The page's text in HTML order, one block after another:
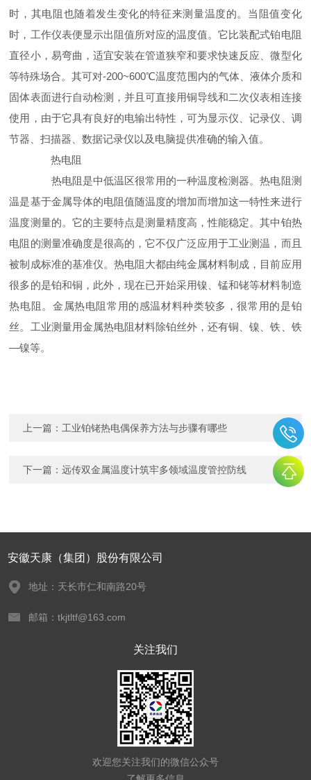
时，其电阻也随着发生变化的特征来测量温度的。当阻值变化
时，工作仪表便显示出阻值所对应的温度值。它比装配式铂电阻
直径小，易弯曲，适宜安装在管道狭窄和要求快速反应、微型化
等特殊场合。其可对-200~600℃温度范围内的气体、液体介质和
固体表面进行自动检测，并且可直接用铜导线和二次仪表相连接
使用，由于它具有良好的电输出特性，可为显示仪、记录仪、调
节器、扫描器、数据记录仪以及电脑提供准确的输入值。
热电阻
热电阻是中低温区很常用的一种温度检测器。热电阻测
温是基于金属导体的电阻值随温度的增加而增加这一特性来进行
温度测量的。它的主要特点是测量精度高，性能稳定。其中铂热
电阻的测量准确度是很高的，它不仅广泛应用于工业测温，而且
被制成标准的基准仪。热电阻大都由纯金属材料制成，目前应用
很多的是铂和铜，此外，现在已开始采用镍、锰和铑等材料制造
热电阻。金属热电阻常用的感温材料种类较多，很常用的是铂
丝。工业测量用金属热电阻材料除铂丝外，还有铜、镍、铁、铁
—镍等。
上一篇： 工业铂铑热电偶保养方法与步骤有哪些
下一篇：远传双金属温度计筑牢多领域温度管控防线
安徽天康（集团）股份有限公司
地址：天长市仁和南路20号
邮箱：tkjtltf@163.com
关注我们
欢迎您关注我们的微信公众号